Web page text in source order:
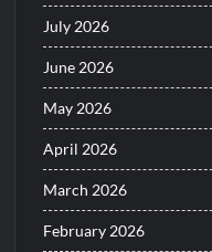
July 2026
June 2026
May 2026
April 2026
March 2026
February 2026